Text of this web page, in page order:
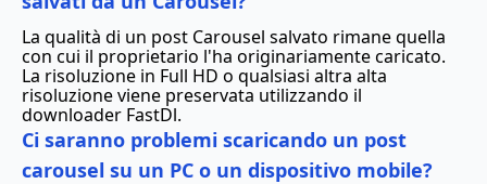
La qualità di un post Carousel salvato rimane quella
con cui il proprietario l'ha originariamente caricato.
La risoluzione in Full HD o qualsiasi altra alta
risoluzione viene preservata utilizzando il
downloader FastDl.
Ci saranno problemi scaricando un post
carousel su un PC o un dispositivo mobile?